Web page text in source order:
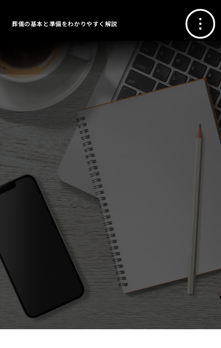
葬儀の基本と準備をわかりやすく解説